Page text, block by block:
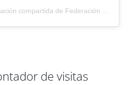
Una publicación compartida de Federación Montañismo Tenerife (@federacion_montanismo_tenerife)
de visitas